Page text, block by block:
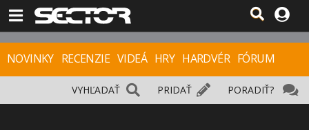
NOVINKY RECENZIE VIDEÁ HRY HARDVÉR FÓRUM
PORADIŤ?
PRIDAŤ
VYHĽADAŤ